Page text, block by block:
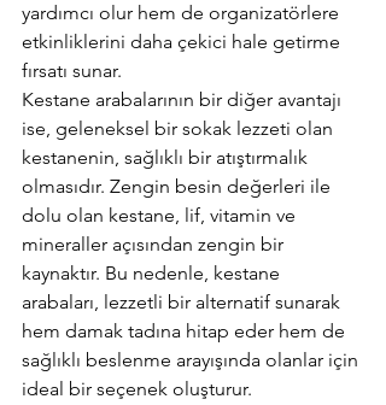
yardımcı olur hem de organizatörlere
etkinliklerini daha çekici hale getirme
fırsatı sunar.
Kestane arabalarının bir diğer avantajı
ise, geleneksel bir sokak lezzeti olan
kestanenin, sağlıklı bir atıştırmalık
olmasıdır. Zengin besin değerleri ile
dolu olan kestane, lif, vitamin ve
mineraller açısından zengin bir
kaynaktır. Bu nedenle, kestane
arabaları, lezzetli bir alternatif sunarak
hem damak tadına hitap eder hem de
sağlıklı beslenme arayışında olanlar için
ideal bir seçenek oluşturur.